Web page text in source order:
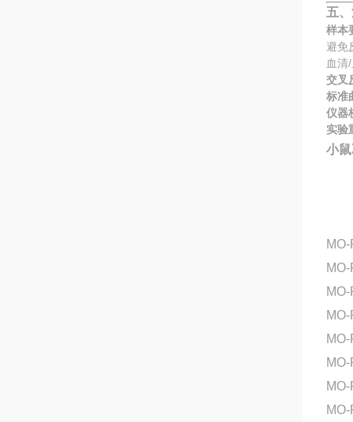
五
样本
避免
血清
交叉
标准
仪器
实验
小